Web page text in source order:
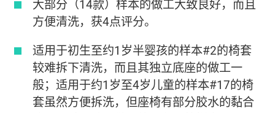
大部分（14款）样本的做工大致良好，而且
方便清洗，获4点评分。
适用于初生至约1岁半婴孩的样本#2的椅套
较难拆下清洗，而且其独立底座的做工一
般；适用于约1岁至4岁儿童的样本#17的椅
套虽然方便拆洗，但座椅有部分胶水的黏合